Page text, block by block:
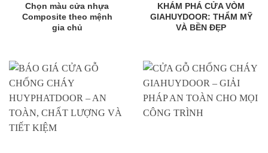
Chọn màu cửa nhựa
Composite theo mệnh
gia chủ
KHÁM PHÁ CỬA VÒM
GIAHUYDOOR: THẨM MỸ
VÀ BỀN ĐẸP